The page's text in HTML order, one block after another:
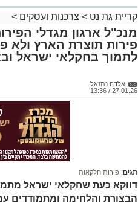
קריית גת נט > צרכנות ועסקים >
מנכ"ל ארגון מגדלי
פירות תוצרת הארץ ולא
לתמוך בחקלאי ישראל
אלדה נתנאל
27.01.26 / 13:36
תגים: פירות חלקאות
דווקא כעת שחקלאי ישראל
הבצורת והלחימה ומתמודדים